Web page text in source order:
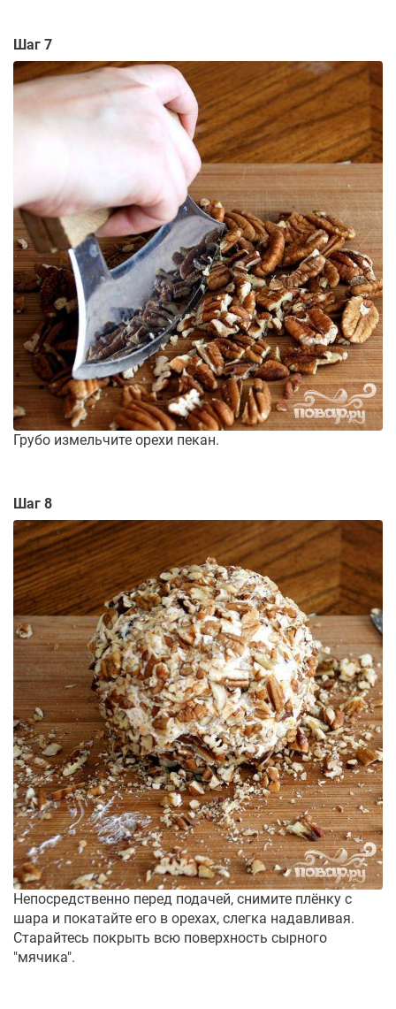
Шаг 7
Грубо измельчите орехи пекан.
Шаг 8
Непосредственно перед подачей, снимите плёнку с
шара и покатайте его в орехах, слегка надавливая.
Старайтесь покрыть всю поверхность сырного
"мячика".